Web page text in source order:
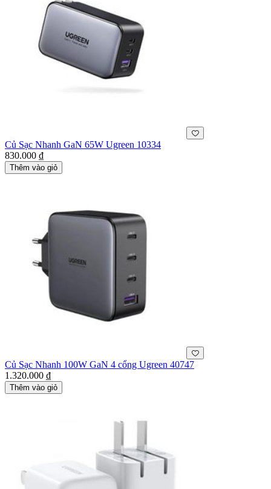
Củ Sạc Nhanh GaN 65W Ugreen 10334
830.000 ₫
Thêm vào giỏ
Củ Sạc Nhanh 100W GaN 4 cổng Ugreen 40747
1.320.000 ₫
Thêm vào giỏ